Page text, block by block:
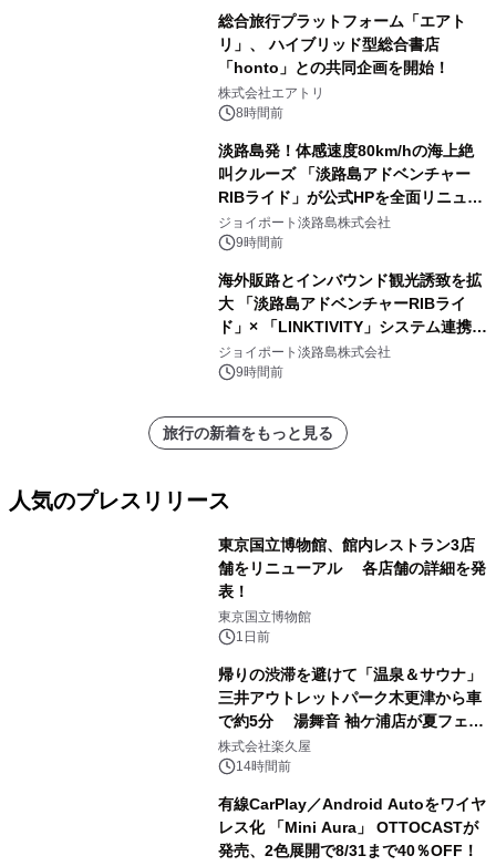
総合旅行プラットフォーム「エアト
リ」、 ハイブリッド型総合書店
「honto」との共同企画を開始！
株式会社エアトリ
8時間前
淡路島発！体感速度80km/hの海上絶
叫クルーズ 「淡路島アドベンチャー
RIBライド」が公式HPを全面リニュー
アル！ ～スマホで即予約完了の「スマ
ート設計」へ刷新～
ジョイポート淡路島株式会社
9時間前
海外販路とインバウンド観光誘致を拡
大 「淡路島アドベンチャーRIBライ
ド」× 「LINKTIVITY」システム連携を
開始！
ジョイポート淡路島株式会社
9時間前
旅行の新着をもっと見る
人気のプレスリリース
東京国立博物館、館内レストラン3店
舗をリニューアル 各店舗の詳細を発
表！
東京国立博物館
1日前
帰りの渋滞を避けて「温泉＆サウナ」
三井アウトレットパーク木更津から車
で約5分 湯舞音 袖ケ浦店が夏フェア
メニューを提供
株式会社楽久屋
14時間前
有線CarPlay／Android Autoをワイヤ
レス化 「Mini Aura」 OTTOCASTが
発売、2色展開で8/31まで40％OFF！